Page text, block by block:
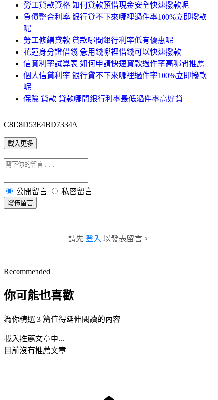
勞工貸款資格 如何貸款預借現金安全快速撥款呢
負債整合利率 銀行貸不下來哪裡過件率100%立即撥款
呢
勞工修繕貸款 貸款哪間銀行利率低有優惠呢
花蓮身分證借錢 急用錢哪裡借錢可以快速撥款
信貸利率試算表 如何申請快速貸款過件率高哪間推薦
個人信貸利率 銀行貸不下來哪裡過件率100%立即撥款
呢
保險 貸款 貸款哪間銀行利率最低過件率高好貸
C8D8D53E4BD7334A
載入更多
公開留言 私密留言
發佈留言
請先 登入 以發表留言。
Recommended
你可能也喜歡
為你精選 3 篇值得延伸閱讀的內容
載入推薦文章中...
目前沒有推薦文章